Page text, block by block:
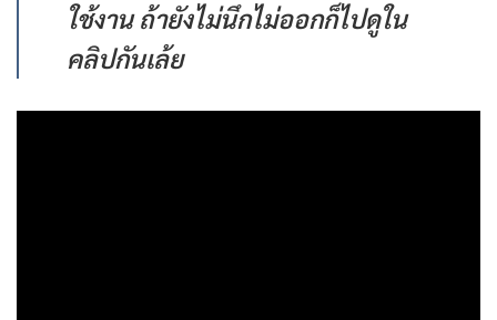
ใช้งาน ถ้ายังไม่นึกไม่ออกก็ไปดูใน
คลิปกันเล้ย